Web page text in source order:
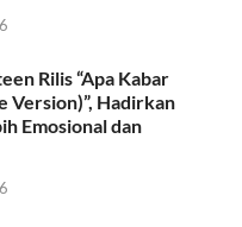
Rilis “Apa Kabar
Version)”, Hadirkan
Emosional dan